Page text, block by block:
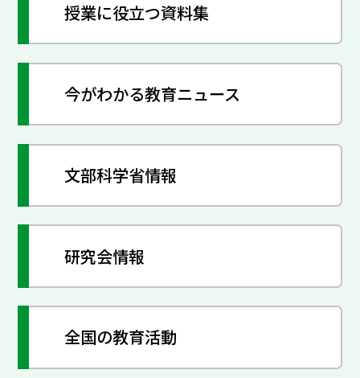
授業に役立つ資料集
今がわかる教育ニュース
文部科学省情報
研究会情報
全国の教育活動